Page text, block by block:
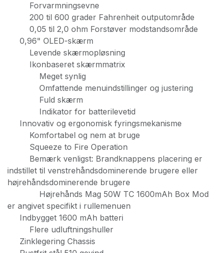
Forvarmningsevne
200 til 600 grader Fahrenheit outputområde
0,05 til 2,0 ohm Forstøver modstandsområde
0,96" OLED-skærm
Levende skærmopløsning
Ikonbaseret skærmmatrix
Meget synlig
Omfattende menuindstillinger og justering
Fuld skærm
Indikator for batterilevetid
Innovativ og ergonomisk fyringsmekanisme
Komfortabel og nem at bruge
Squeeze to Fire Operation
Bemærk venligst: Brandknappens placering er
indstillet til venstrehåndsdominerende brugere eller
højrehåndsdominerende brugere
Højrehånds Mag 50W TC 1600mAh Box Mod
er angivet specifikt i rullemenuen
Indbygget 1600 mAh batteri
Flere udluftningshuller
Zinklegering Chassis